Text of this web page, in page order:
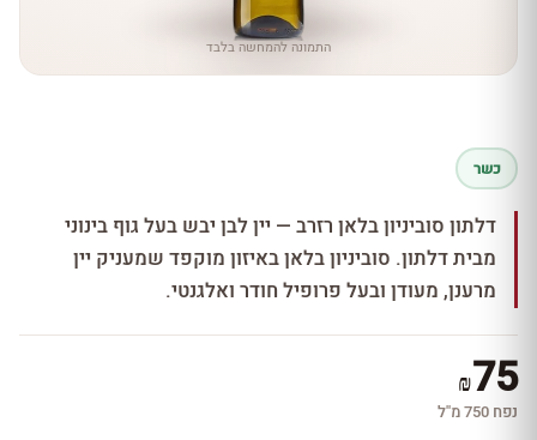
התמונה להמחשה בלבד
כשר
דלתון סוביניון בלאן רזרב — יין לבן יבש בעל גוף בינוני
מבית דלתון. סוביניון בלאן באיזון מוקפד שמעניק יין
מרענן, מעודן ובעל פרופיל חודר ואלגנטי.
₪75
נפח 750 מ''ל